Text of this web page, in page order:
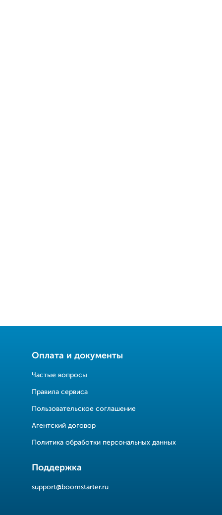
Оплата и документы
Частые вопросы
Правила сервиса
Пользовательское соглашение
Агентский договор
Политика обработки персональных данных
Поддержка
support@boomstarter.ru